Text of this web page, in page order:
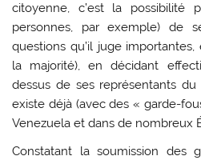
citoyenne, c’est la possibilité
personnes, par exemple) de
questions qu’il juge
la majorité), en décidant
dessus de ses représentants
existe déjà (avec des « garde-
Venezuela et dans de nombreux
Constatant la soumission des